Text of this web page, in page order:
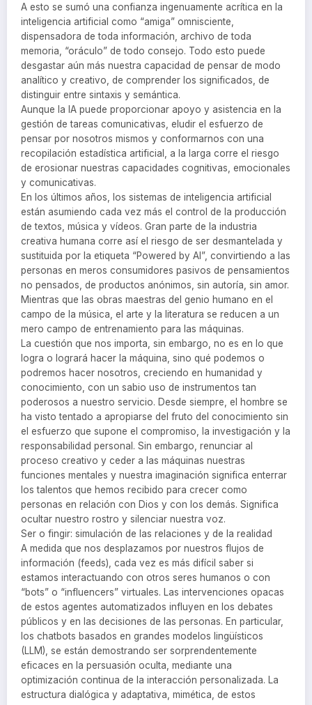
A esto se sumó una confianza ingenuamente acrítica en la
inteligencia artificial como “amiga” omnisciente,
dispensadora de toda información, archivo de toda
memoria, “oráculo” de todo consejo. Todo esto puede
desgastar aún más nuestra capacidad de pensar de modo
analítico y creativo, de comprender los significados, de
distinguir entre sintaxis y semántica.
Aunque la IA puede proporcionar apoyo y asistencia en la
gestión de tareas comunicativas, eludir el esfuerzo de
pensar por nosotros mismos y conformarnos con una
recopilación estadística artificial, a la larga corre el riesgo
de erosionar nuestras capacidades cognitivas, emocionales
y comunicativas.
En los últimos años, los sistemas de inteligencia artificial
están asumiendo cada vez más el control de la producción
de textos, música y vídeos. Gran parte de la industria
creativa humana corre así el riesgo de ser desmantelada y
sustituida por la etiqueta “Powered by AI”, convirtiendo a las
personas en meros consumidores pasivos de pensamientos
no pensados, de productos anónimos, sin autoría, sin amor.
Mientras que las obras maestras del genio humano en el
campo de la música, el arte y la literatura se reducen a un
mero campo de entrenamiento para las máquinas.
La cuestión que nos importa, sin embargo, no es en lo que
logra o logrará hacer la máquina, sino qué podemos o
podremos hacer nosotros, creciendo en humanidad y
conocimiento, con un sabio uso de instrumentos tan
poderosos a nuestro servicio. Desde siempre, el hombre se
ha visto tentado a apropiarse del fruto del conocimiento sin
el esfuerzo que supone el compromiso, la investigación y la
responsabilidad personal. Sin embargo, renunciar al
proceso creativo y ceder a las máquinas nuestras
funciones mentales y nuestra imaginación significa enterrar
los talentos que hemos recibido para crecer como
personas en relación con Dios y con los demás. Significa
ocultar nuestro rostro y silenciar nuestra voz.
Ser o fingir: simulación de las relaciones y de la realidad
A medida que nos desplazamos por nuestros flujos de
información (feeds), cada vez es más difícil saber si
estamos interactuando con otros seres humanos o con
“bots” o “influencers” virtuales. Las intervenciones opacas
de estos agentes automatizados influyen en los debates
públicos y en las decisiones de las personas. En particular,
los chatbots basados en grandes modelos lingüísticos
(LLM), se están demostrando ser sorprendentemente
eficaces en la persuasión oculta, mediante una
optimización continua de la interacción personalizada. La
estructura dialógica y adaptativa, mimética, de estos